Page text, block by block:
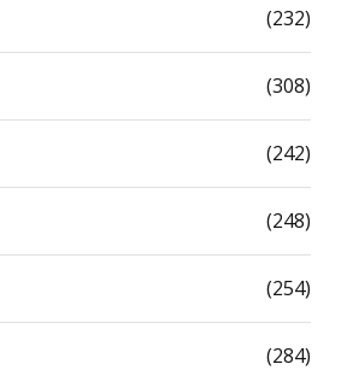
(232)
(308)
(242)
(248)
(254)
(284)